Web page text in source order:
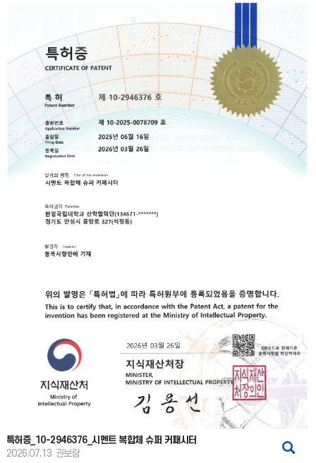
특허증_10-2946376_시멘트 복합체 슈퍼 커패시터
2026.07.13 권보람